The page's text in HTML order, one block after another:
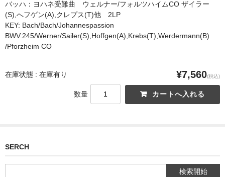
ORDER
NEWS
バッハ：ヨハネ受難曲 ウェルナー/フォルツハイムCO ザイラー
(S),へフゲン(A),クレプス(T)他 2LP
KEY: Bach/Bach/Johannespassion
BWV.245/Werner/Sailer(S),Hoffgen(A),Krebs(T),Werdermann(B)
/Pforzheim CO
在庫状態 : 在庫有り ¥7,560(税込)
数量
SERCH